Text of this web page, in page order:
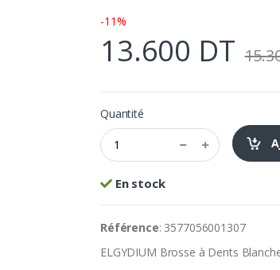
-11%
13.600 DT
Quantité
En stock
Référence: 3577056001307
ELGYDIUM Brosse à Dents